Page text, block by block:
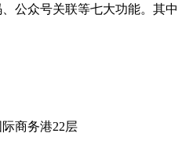
公众号关联等七大功能。其
商务港22层